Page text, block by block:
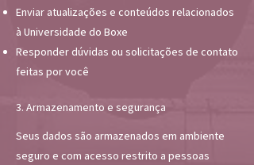
Enviar atualizações e conteúdos relacionados
à Universidade do Boxe
Responder dúvidas ou solicitações de contato
feitas por você
3. Armazenamento e segurança
Seus dados são armazenados em ambiente
seguro e com acesso restrito a pessoas